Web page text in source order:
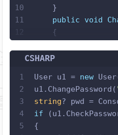
10
11
12
16
17
18
19
20
    }
public
void
    {
        {
        }
this
    }
public
bool
    {
CSHARP
1
2
3
4
5
User u1 = new
u1.ChangePassword(
string? pwd =
if
{